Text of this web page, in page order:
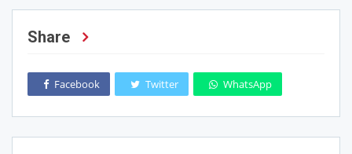
Share
Facebook Twitter WhatsApp